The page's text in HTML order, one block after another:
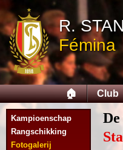
R.
Fémina
🏠 Club
Kampioenschap
Rangschikking
Fotogalerij